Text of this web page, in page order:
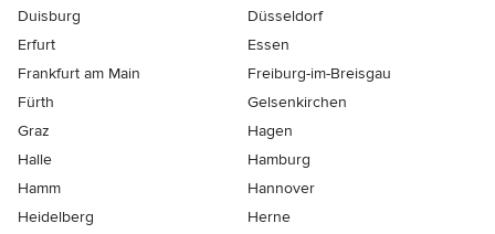
Duisburg
Düsseldorf
Erfurt
Essen
Frankfurt am Main
Freiburg-im-Breisgau
Fürth
Gelsenkirchen
Graz
Hagen
Halle
Hamburg
Hamm
Hannover
Heidelberg
Herne